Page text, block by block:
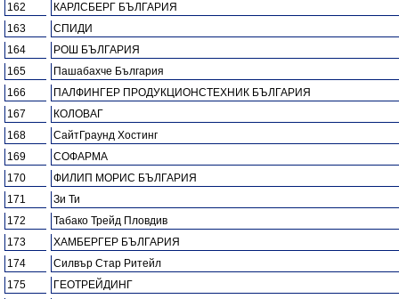
162
КАРЛСБЕРГ БЪЛГАРИЯ
163
СПИДИ
164
РОШ БЪЛГАРИЯ
165
Пашабахче България
166
ПАЛФИНГЕР ПРОДУКЦИОНСТЕХНИК БЪЛГАРИЯ
167
КОЛОВАГ
168
СайтГраунд Хостинг
169
СОФАРМА
170
ФИЛИП МОРИС БЪЛГАРИЯ
171
Зи Ти
172
Табако Трейд Пловдив
173
ХАМБЕРГЕР БЪЛГАРИЯ
174
Силвър Стар Ритейл
175
ГЕОТРЕЙДИНГ